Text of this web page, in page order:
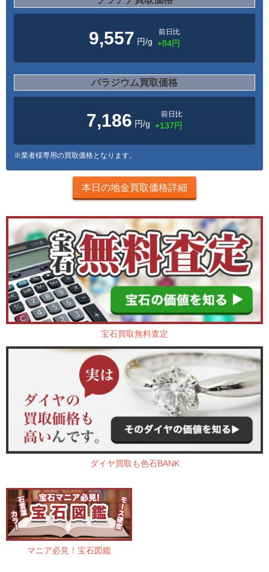
9,557 円/g
前日比
+84円
パラジウム買取価格
7,186 円/g
前日比
+137円
※業者様専用の買取価格となります。
本日の地金買取価格詳細
宝石買取無料査定
ダイヤ買取も色石BANK
マニア必見！宝石図鑑